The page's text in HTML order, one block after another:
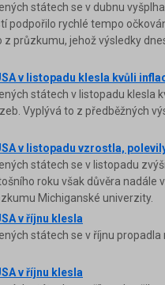
státech se v dubnu
podpořilo rychlé tempo
průzkumu, jehož výsledky
v listopadu klesla kvůli
státech v listopadu klesla
Vyplývá to z předběžných
v listopadu vzrostla,
státech se v listopadu
roku však důvěra nadále
Michiganské univerzity.
v říjnu klesla
státech se v říjnu
v říjnu klesla